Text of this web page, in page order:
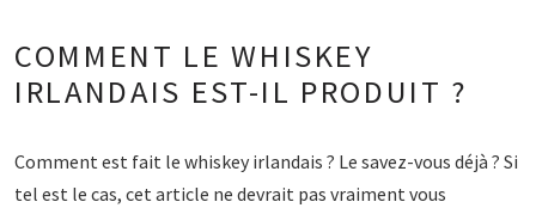
COMMENT LE WHISKEY
IRLANDAIS EST-IL PRODUIT ?
Comment est fait le whiskey irlandais ? Le savez-vous déjà ? Si
tel est le cas, cet article ne devrait pas vraiment vous